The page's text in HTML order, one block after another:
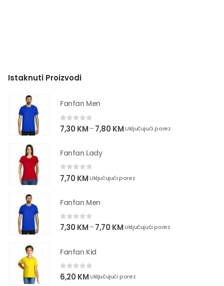
Istaknuti Proizvodi
Fanfan Men
0out of 5
7,30 KM– 7,80 KMUključujući porez
Fanfan Lady
0out of 5
7,70 KMUključujući porez
Fanfan Men
0out of 5
7,30 KM– 7,70 KMUključujući porez
Fanfan Kid
0out of 5
6,20 KMUključujući porez